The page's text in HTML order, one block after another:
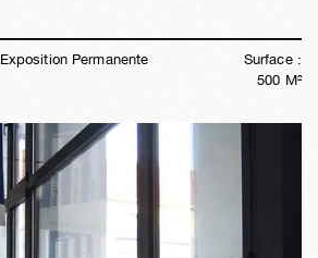
Exposition Permanente
Surface :
500 M²